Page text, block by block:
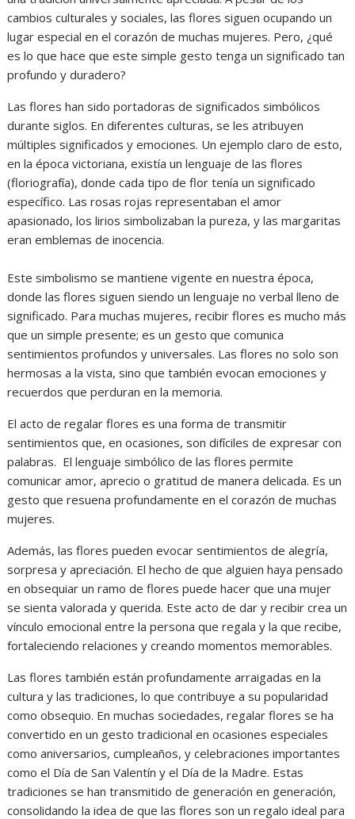
cambios culturales y sociales, las flores siguen ocupando un
lugar especial en el corazón de muchas mujeres. Pero, ¿qué
es lo que hace que este simple gesto tenga un significado tan
profundo y duradero?
Las flores han sido portadoras de significados simbólicos
durante siglos. En diferentes culturas, se les atribuyen
múltiples significados y emociones. Un ejemplo claro de esto,
en la época victoriana, existía un lenguaje de las flores
(floriografía), donde cada tipo de flor tenía un significado
específico. Las rosas rojas representaban el amor
apasionado, los lirios simbolizaban la pureza, y las margaritas
eran emblemas de inocencia.
Este simbolismo se mantiene vigente en nuestra época,
donde las flores siguen siendo un lenguaje no verbal lleno de
significado. Para muchas mujeres, recibir flores es mucho más
que un simple presente; es un gesto que comunica
sentimientos profundos y universales. Las flores no solo son
hermosas a la vista, sino que también evocan emociones y
recuerdos que perduran en la memoria.
El acto de regalar flores es una forma de transmitir
sentimientos que, en ocasiones, son difíciles de expresar con
palabras. El lenguaje simbólico de las flores permite
comunicar amor, aprecio o gratitud de manera delicada. Es un
gesto que resuena profundamente en el corazón de muchas
mujeres.
Además, las flores pueden evocar sentimientos de alegría,
sorpresa y apreciación. El hecho de que alguien haya pensado
en obsequiar un ramo de flores puede hacer que una mujer
se sienta valorada y querida. Este acto de dar y recibir crea un
vínculo emocional entre la persona que regala y la que recibe,
fortaleciendo relaciones y creando momentos memorables.
Las flores también están profundamente arraigadas en la
cultura y las tradiciones, lo que contribuye a su popularidad
como obsequio. En muchas sociedades, regalar flores se ha
convertido en un gesto tradicional en ocasiones especiales
como aniversarios, cumpleaños, y celebraciones importantes
como el Día de San Valentín y el Día de la Madre. Estas
tradiciones se han transmitido de generación en generación,
consolidando la idea de que las flores son un regalo ideal para